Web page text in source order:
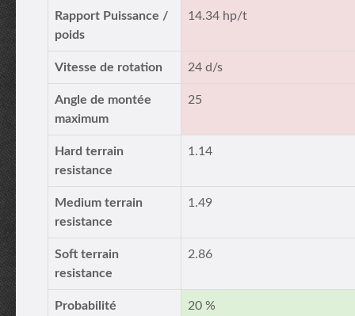
Rapport Puissance /
poids
14.34 hp/t
Vitesse de rotation 24 d/s
Angle de montée
maximum
25
Hard terrain
resistance
1.14
Medium terrain
resistance
1.49
Soft terrain
resistance
2.86
Probabilité
20 %